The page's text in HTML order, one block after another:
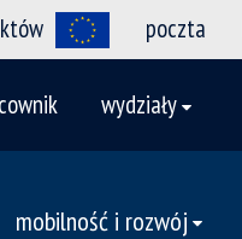
poczta
wydziały
mobilność i rozwój